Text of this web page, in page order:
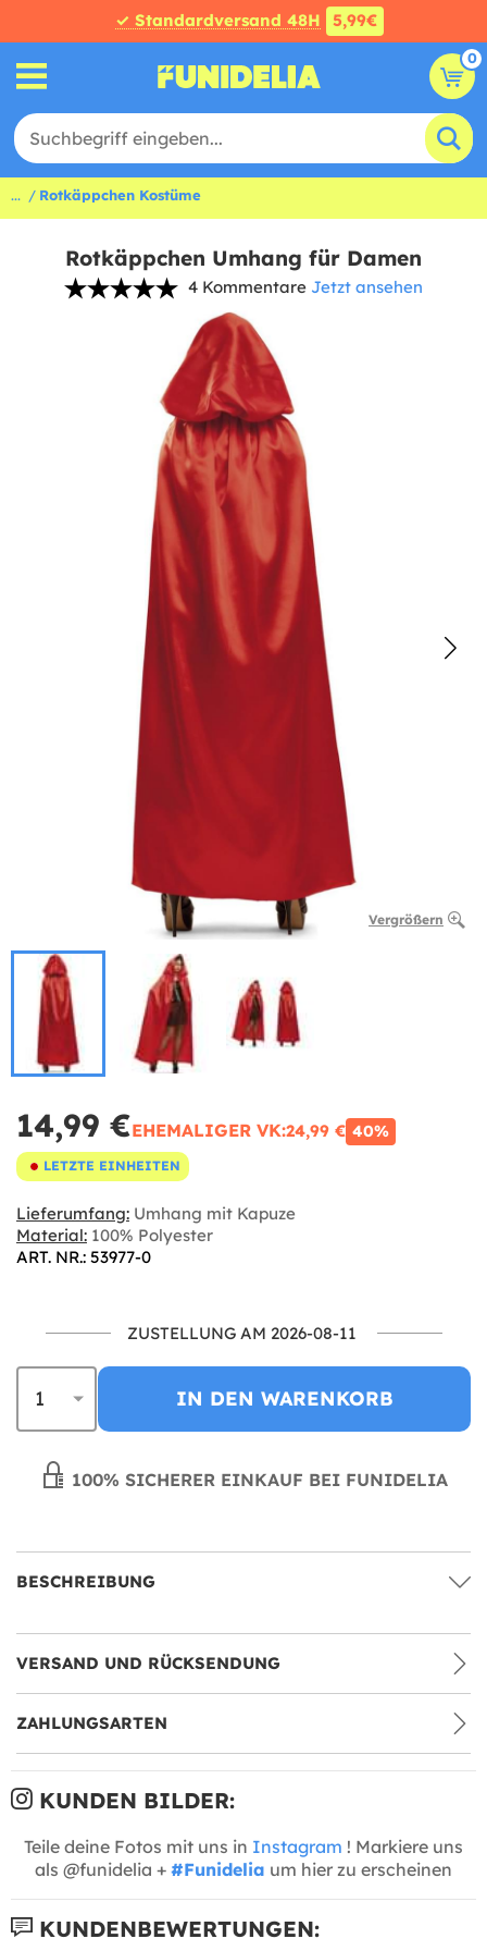
✓ Standardversand 48H 5,99€
0
... Rotkäppchen Kostüme
Rotkäppchen Umhang für Damen
4 Kommentare Jetzt ansehen
Vergrößern
14,99 €EHEMALIGER VK:24,99 € 40%
LETZTE EINHEITEN
Lieferumfang: Umhang mit Kapuze
Material: 100% Polyester
ART. NR.: 53977-0
ZUSTELLUNG AM 2026-08-11
IN DEN WARENKORB
100% SICHERER EINKAUF BEI FUNIDELIA
BESCHREIBUNG
VERSAND UND RÜCKSENDUNG
ZAHLUNGSARTEN
KUNDEN BILDER:
Teile deine Fotos mit uns in Instagram ! Markiere uns
als @funidelia + #Funidelia um hier zu erscheinen
KUNDENBEWERTUNGEN: